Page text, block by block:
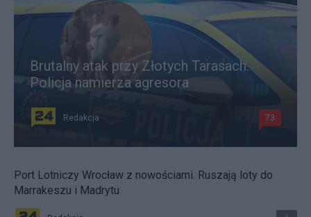
Brutalny atak przy Złotych Tarasach.
Policja namierza agresora
Redakcja 73
Port Lotniczy Wrocław z nowościami. Ruszają loty do
Marrakeszu i Madrytu